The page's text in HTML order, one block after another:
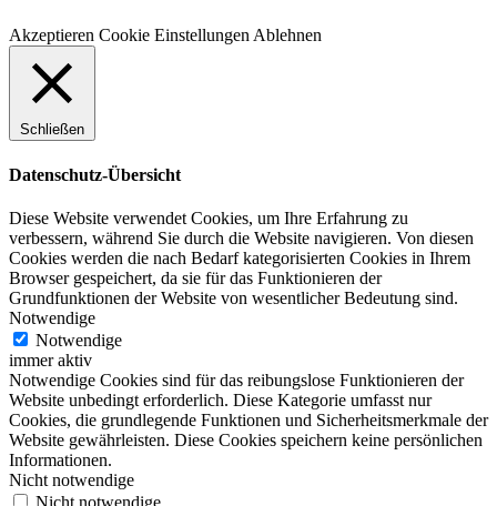
Akzeptieren Cookie EinstellungenAblehnen
Schließen
Datenschutz-Übersicht
Diese Website verwendet Cookies, um Ihre Erfahrung zu
verbessern, während Sie durch die Website navigieren. Von diesen
Cookies werden die nach Bedarf kategorisierten Cookies in Ihrem
Browser gespeichert, da sie für das Funktionieren der
Grundfunktionen der Website von wesentlicher Bedeutung sind.
Notwendige
Notwendige
immer aktiv
Notwendige Cookies sind für das reibungslose Funktionieren der
Website unbedingt erforderlich. Diese Kategorie umfasst nur
Cookies, die grundlegende Funktionen und Sicherheitsmerkmale der
Website gewährleisten. Diese Cookies speichern keine persönlichen
Informationen.
Nicht notwendige
Nicht notwendige